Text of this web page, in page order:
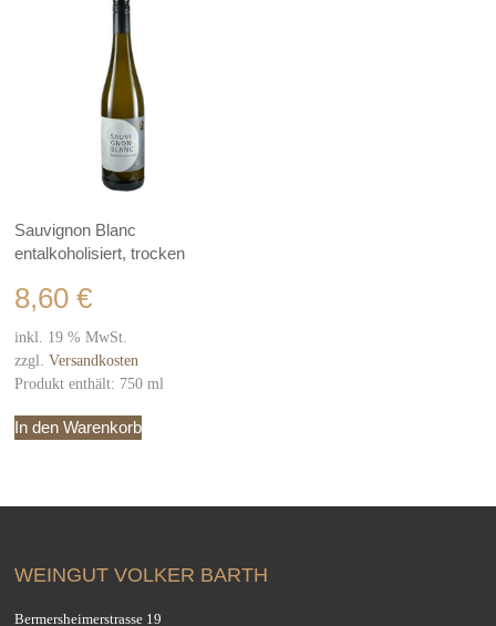
Sauvignon Blanc
entalkoholisiert, trocken
8,60€
inkl. 19 % MwSt.
zzgl.Versandkosten
Produkt enthält: 750ml
In den Warenkorb
WEINGUT VOLKER BARTH
Bermersheimerstrasse 19